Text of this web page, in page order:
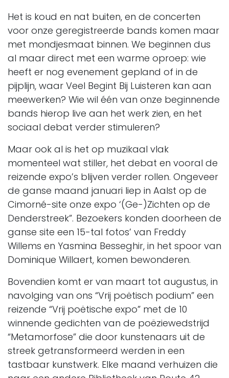
Het is koud en nat buiten, en de concerten
voor onze geregistreerde bands komen maar
met mondjesmaat binnen. We beginnen dus
al maar direct met een warme oproep: wie
heeft er nog evenement gepland of in de
pijplijn, waar Veel Begint Bij Luisteren kan aan
meewerken? Wie wil één van onze beginnende
bands hierop live aan het werk zien, en het
sociaal debat verder stimuleren?
Maar ook al is het op muzikaal vlak
momenteel wat stiller, het debat en vooral de
reizende expo’s blijven verder rollen. Ongeveer
de ganse maand januari liep in Aalst op de
Cimorné-site onze expo ‘(Ge-)Zichten op de
Denderstreek”. Bezoekers konden doorheen de
ganse site een 15-tal fotos’ van Freddy
Willems en Yasmina Besseghir, in het spoor van
Dominique Willaert, komen bewonderen.
Bovendien komt er van maart tot augustus, in
navolging van ons “Vrij poëtisch podium” een
reizende “Vrij poëtische expo” met de 10
winnende gedichten van de poëziewedstrijd
“Metamorfose” die door kunstenaars uit de
streek getransformeerd werden in een
tastbaar kunstwerk. Elke maand verhuizen die